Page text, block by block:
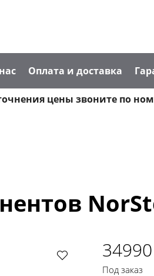
Оплата и доставка
цены звоните по
Под заказ